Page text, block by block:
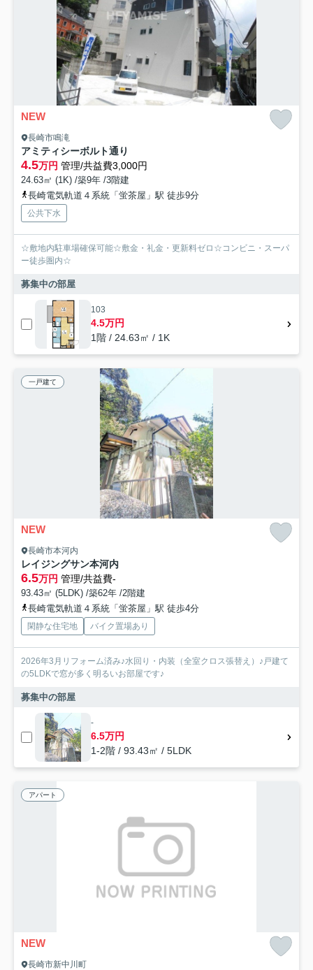
NEW
長崎市鳴滝
アミティシーボルト通り
4.5万円 管理/共益費3,000円
24.63㎡ (1K) /築9年 /3階建
長崎電気軌道４系統「蛍茶屋」駅 徒歩9分
公共下水
☆敷地内駐車場確保可能☆敷金・礼金・更新料ゼロ☆コンビニ・スーパ
ー徒歩圏内☆
募集中の部屋
103
4.5万円
1階 / 24.63㎡ / 1K
一戸建て
NEW
長崎市本河内
レイジングサン本河内
6.5万円 管理/共益費-
93.43㎡ (5LDK) /築62年 /2階建
長崎電気軌道４系統「蛍茶屋」駅 徒歩4分
閑静な住宅地 バイク置場あり
2026年3月リフォーム済み♪水回り・内装（全室クロス張替え）♪戸建て
の5LDKで窓が多く明るいお部屋です♪
募集中の部屋
-
6.5万円
1-2階 / 93.43㎡ / 5LDK
アパート
NEW
長崎市新中川町